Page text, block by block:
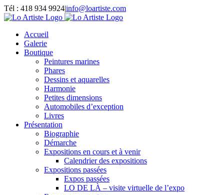
Passer
au
Tél : 418 934 9924|info@loartiste.com
Facebook
Instagram
Email
Pinterest
YouTube
Accueil
Galerie
Boutique
Peintures marines
Phares
Dessins et aquarelles
Harmonie
Petites dimensions
Automobiles d’exception
Livres
Présentation
Biographie
Démarche
Expositions en cours et à venir
Calendrier des expositions
Expositions passées
Expos passées
LO DE LÀ – visite virtuelle de l’expo